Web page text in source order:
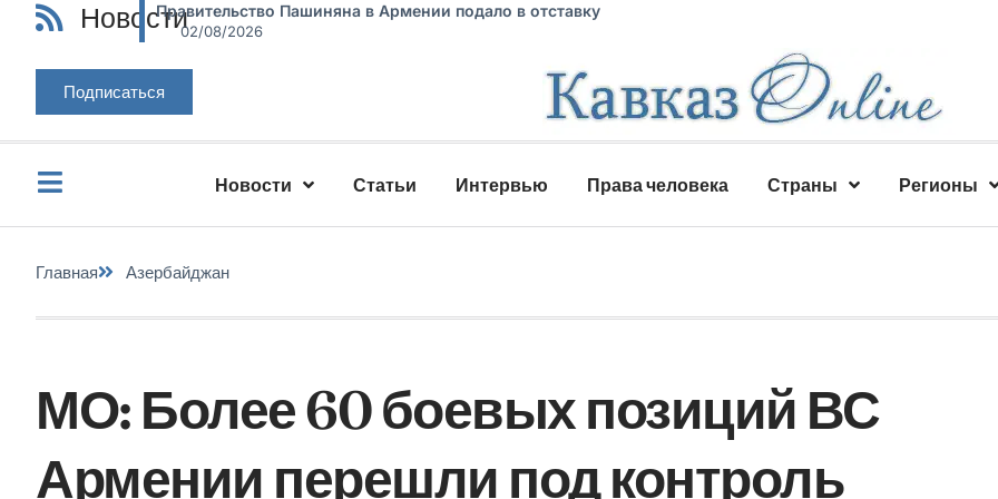
НовостиПравительство Пашиняна в Армении подало в отставку
02/08/2026
Подписаться
Новости Статьи Интервью Права человека Страны Регионы
Главная Азербайджан
МО: Более 60 боевых позиций ВС
Армении перешли под контроль